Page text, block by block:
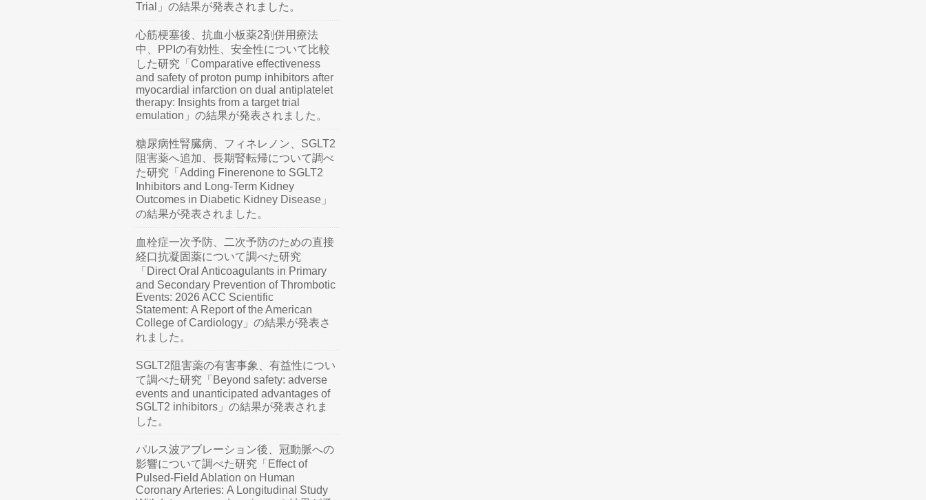
Trial」の結果が発表されました。
心筋梗塞後、抗血小板薬2剤併用療法
中、PPIの有効性、安全性について比較
した研究「Comparative effectiveness
and safety of proton pump inhibitors after
myocardial infarction on dual antiplatelet
therapy: Insights from a target trial
emulation」の結果が発表されました。
糖尿病性腎臓病、フィネレノン、SGLT2
阻害薬へ追加、長期腎転帰について調べ
た研究「Adding Finerenone to SGLT2
Inhibitors and Long-Term Kidney
Outcomes in Diabetic Kidney Disease」
の結果が発表されました。
血栓症一次予防、二次予防のための直接
経口抗凝固薬について調べた研究
「Direct Oral Anticoagulants in Primary
and Secondary Prevention of Thrombotic
Events: 2026 ACC Scientific
Statement: A Report of the American
College of Cardiology」の結果が発表さ
れました。
SGLT2阻害薬の有害事象、有益性につい
て調べた研究「Beyond safety: adverse
events and unanticipated advantages of
SGLT2 inhibitors」の結果が発表されま
した。
パルス波アブレーション後、冠動脈への
影響について調べた研究「Effect of
Pulsed-Field Ablation on Human
Coronary Arteries: A Longitudinal Study